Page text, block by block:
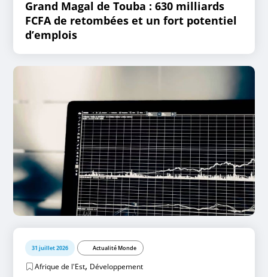
Grand Magal de Touba : 630 milliards
FCFA de retombées et un fort potentiel
d’emplois
31 juillet 2026 Actualité Monde
Afrique de l'Est, Développement